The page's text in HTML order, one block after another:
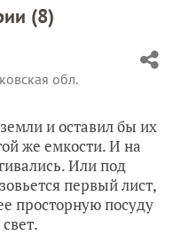
(8)
обл.
и оставил бы их
же емкости. И на
Или под
первый лист,
просторную посуду